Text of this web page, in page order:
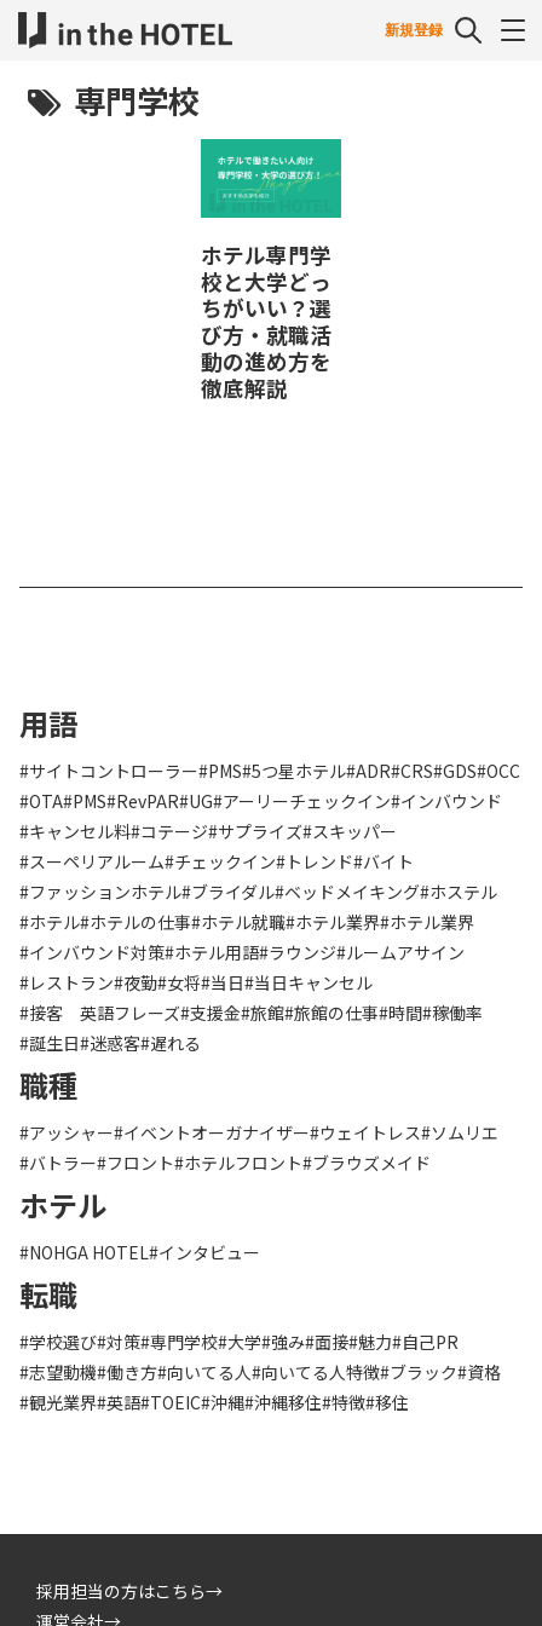
新規登録
専門学校
ホテル専門学
校と大学どっ
ちがいい？選
び方・就職活
動の進め方を
徹底解説
用語
#サイトコントローラー#PMS#5つ星ホテル#ADR#CRS#GDS#OCC
#OTA#PMS#RevPAR#UG#アーリーチェックイン#インバウンド
#キャンセル料#コテージ#サプライズ#スキッパー
#スーペリアルーム#チェックイン#トレンド#バイト
#ファッションホテル#ブライダル#ベッドメイキング#ホステル
#ホテル#ホテルの仕事#ホテル就職#ホテル業界#ホテル業界
#インバウンド対策#ホテル用語#ラウンジ#ルームアサイン
#レストラン#夜勤#女将#当日#当日キャンセル
#接客 英語フレーズ#支援金#旅館#旅館の仕事#時間#稼働率
#誕生日#迷惑客#遅れる
職種
#アッシャー#イベントオーガナイザー#ウェイトレス#ソムリエ
#バトラー#フロント#ホテルフロント#ブラウズメイド
ホテル
#NOHGA HOTEL#インタビュー
転職
#学校選び#対策#専門学校#大学#強み#面接#魅力#自己PR
#志望動機#働き方#向いてる人#向いてる人特徴#ブラック#資格
#観光業界#英語#TOEIC#沖縄#沖縄移住#特徴#移住
採用担当の方はこちら→